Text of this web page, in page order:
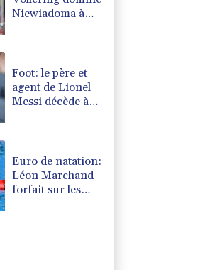
Niewiadoma à
Foot: le père et
agent de Lionel
Messi décède à
Euro de natation:
Léon Marchand
forfait sur les